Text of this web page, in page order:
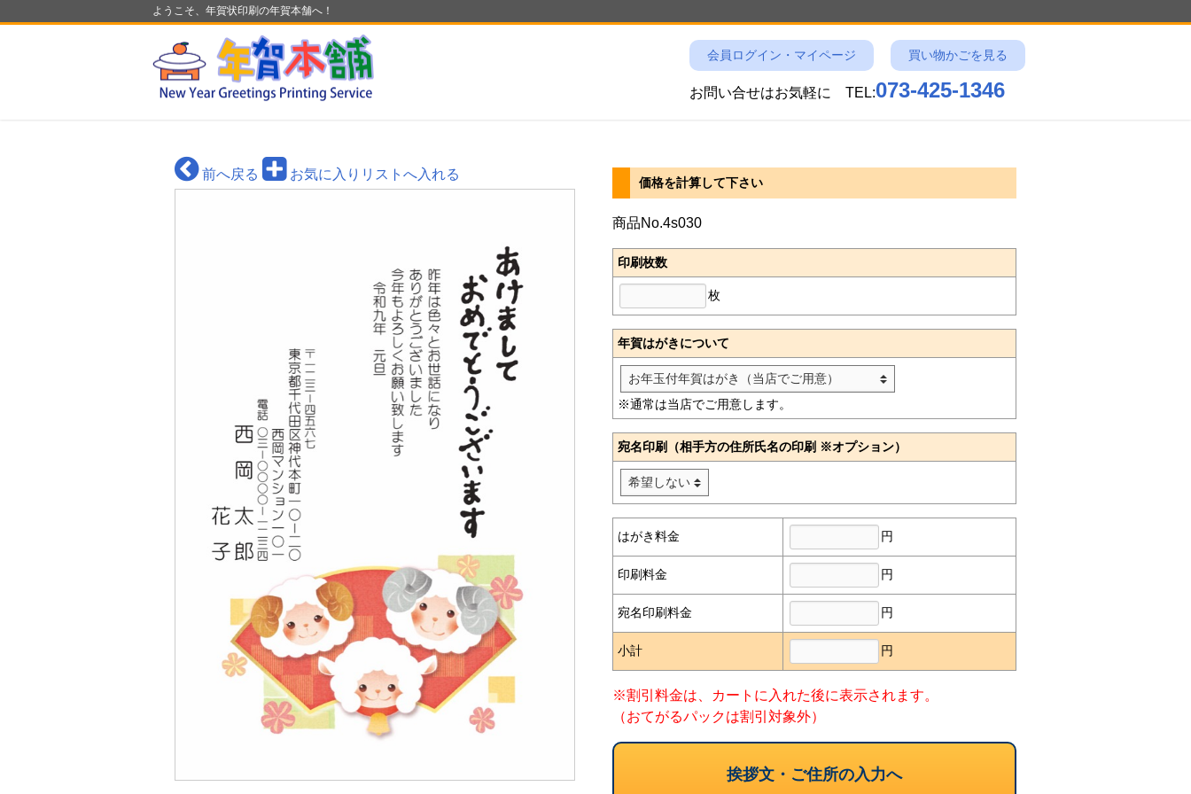
ようこそ、年賀状印刷の年賀本舗へ！
会員ログイン・マイページ 買い物かごを見る
お問い合せはお気軽に TEL:073-425-1346
前へ戻る お気に入りリストへ入れる
価格を計算して下さい
商品No.4s030
印刷枚数
枚
年賀はがきについて
※通常は当店でご用意します。
宛名印刷（相手方の住所氏名の印刷 ※オプション）
はがき料金 円
印刷料金 円
宛名印刷料金 円
小計 円
※割引料金は、カートに入れた後に表示されます。
（おてがるパックは割引対象外）